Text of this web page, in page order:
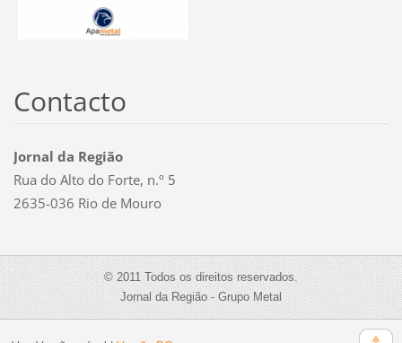
Contacto
Jornal da Região
Rua do Alto do Forte, n.º 5
2635-036 Rio de Mouro
© 2011 Todos os direitos reservados.
Jornal da Região - Grupo Metal